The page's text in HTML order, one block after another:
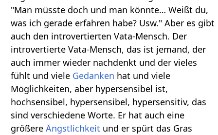
"Man müsste doch und man könnte… Weißt du,
was ich gerade erfahren habe? Usw." Aber es gibt
auch den introvertierten Vata-Mensch. Der
introvertierte Vata-Mensch, das ist jemand, der
auch immer wieder nachdenkt und der vieles
fühlt und viele Gedanken hat und viele
Möglichkeiten, aber hypersensibel ist,
hochsensibel, hypersensibel, hypersensitiv, das
sind verschiedene Worte. Er hat auch eine
größereÄngstlichkeit und er spürt das Gras